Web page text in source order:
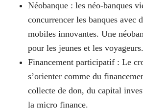
Néobanque: les néo-banques
concurrencer les banques avec
mobiles innovantes. Une
pour les jeunes et les voyageurs.
Financement participatif: Le
s’orienter comme du
collecte de don, du capital
la micro finance.